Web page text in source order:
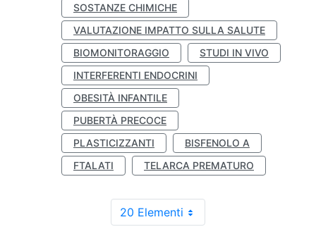
SOSTANZE CHIMICHE
VALUTAZIONE IMPATTO SULLA SALUTE
BIOMONITORAGGIO
STUDI IN VIVO
INTERFERENTI ENDOCRINI
OBESITÀ INFANTILE
PUBERTÀ PRECOCE
PLASTICIZZANTI
BISFENOLO A
FTALATI
TELARCA PREMATURO
20 Elementi